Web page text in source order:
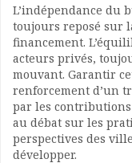
L’indépendance du
toujours reposé sur
financement.
acteurs privés,
mouvant. Garantir
renforcement d’un
par les
au débat sur les
perspectives des
développer.